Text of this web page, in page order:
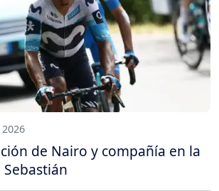
de Nairo y compañía en la
Sebastián